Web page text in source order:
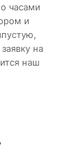
часами
и
на
наш